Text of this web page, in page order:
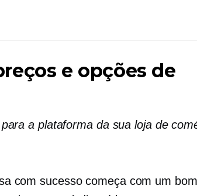
e opções de
a plataforma da sua loja de
com sucesso começa com um bom